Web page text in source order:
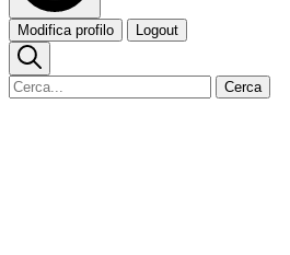
Modifica profilo Logout
Cerca